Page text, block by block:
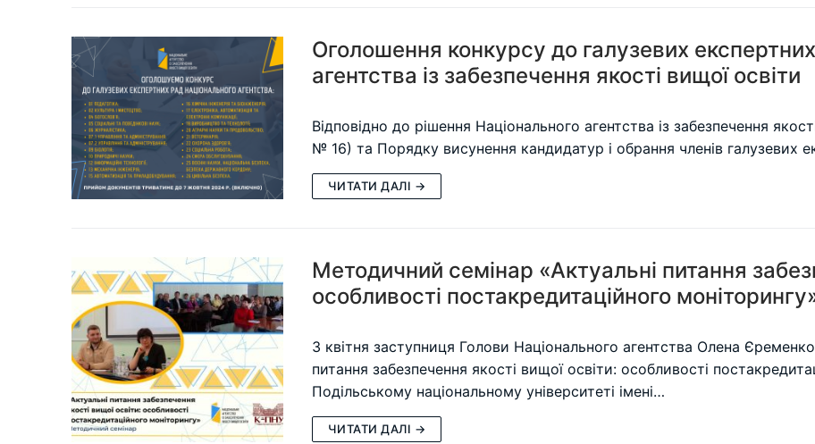
Оголошення конкурсу до галузевих
агентства із забезпечення якості вищої освіти
Відповідно до рішення Національного агентства із забезпечення
№ 16) та Порядку висунення кандидатур і обрання членів галузевих
ЧИТАТИ ДАЛІ →
Методичний семінар «Актуальні питання
особливості постакредитаційного
3 квітня заступниця Голови Національного агентства Олена
питання забезпечення якості вищої освіти: особливості
Подільському національному університеті імені…
ЧИТАТИ ДАЛІ →